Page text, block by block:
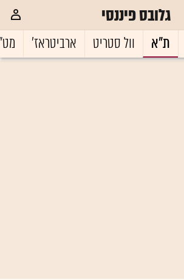
גלובס פיננסי
ת"א וול סטריט ארביטראז'